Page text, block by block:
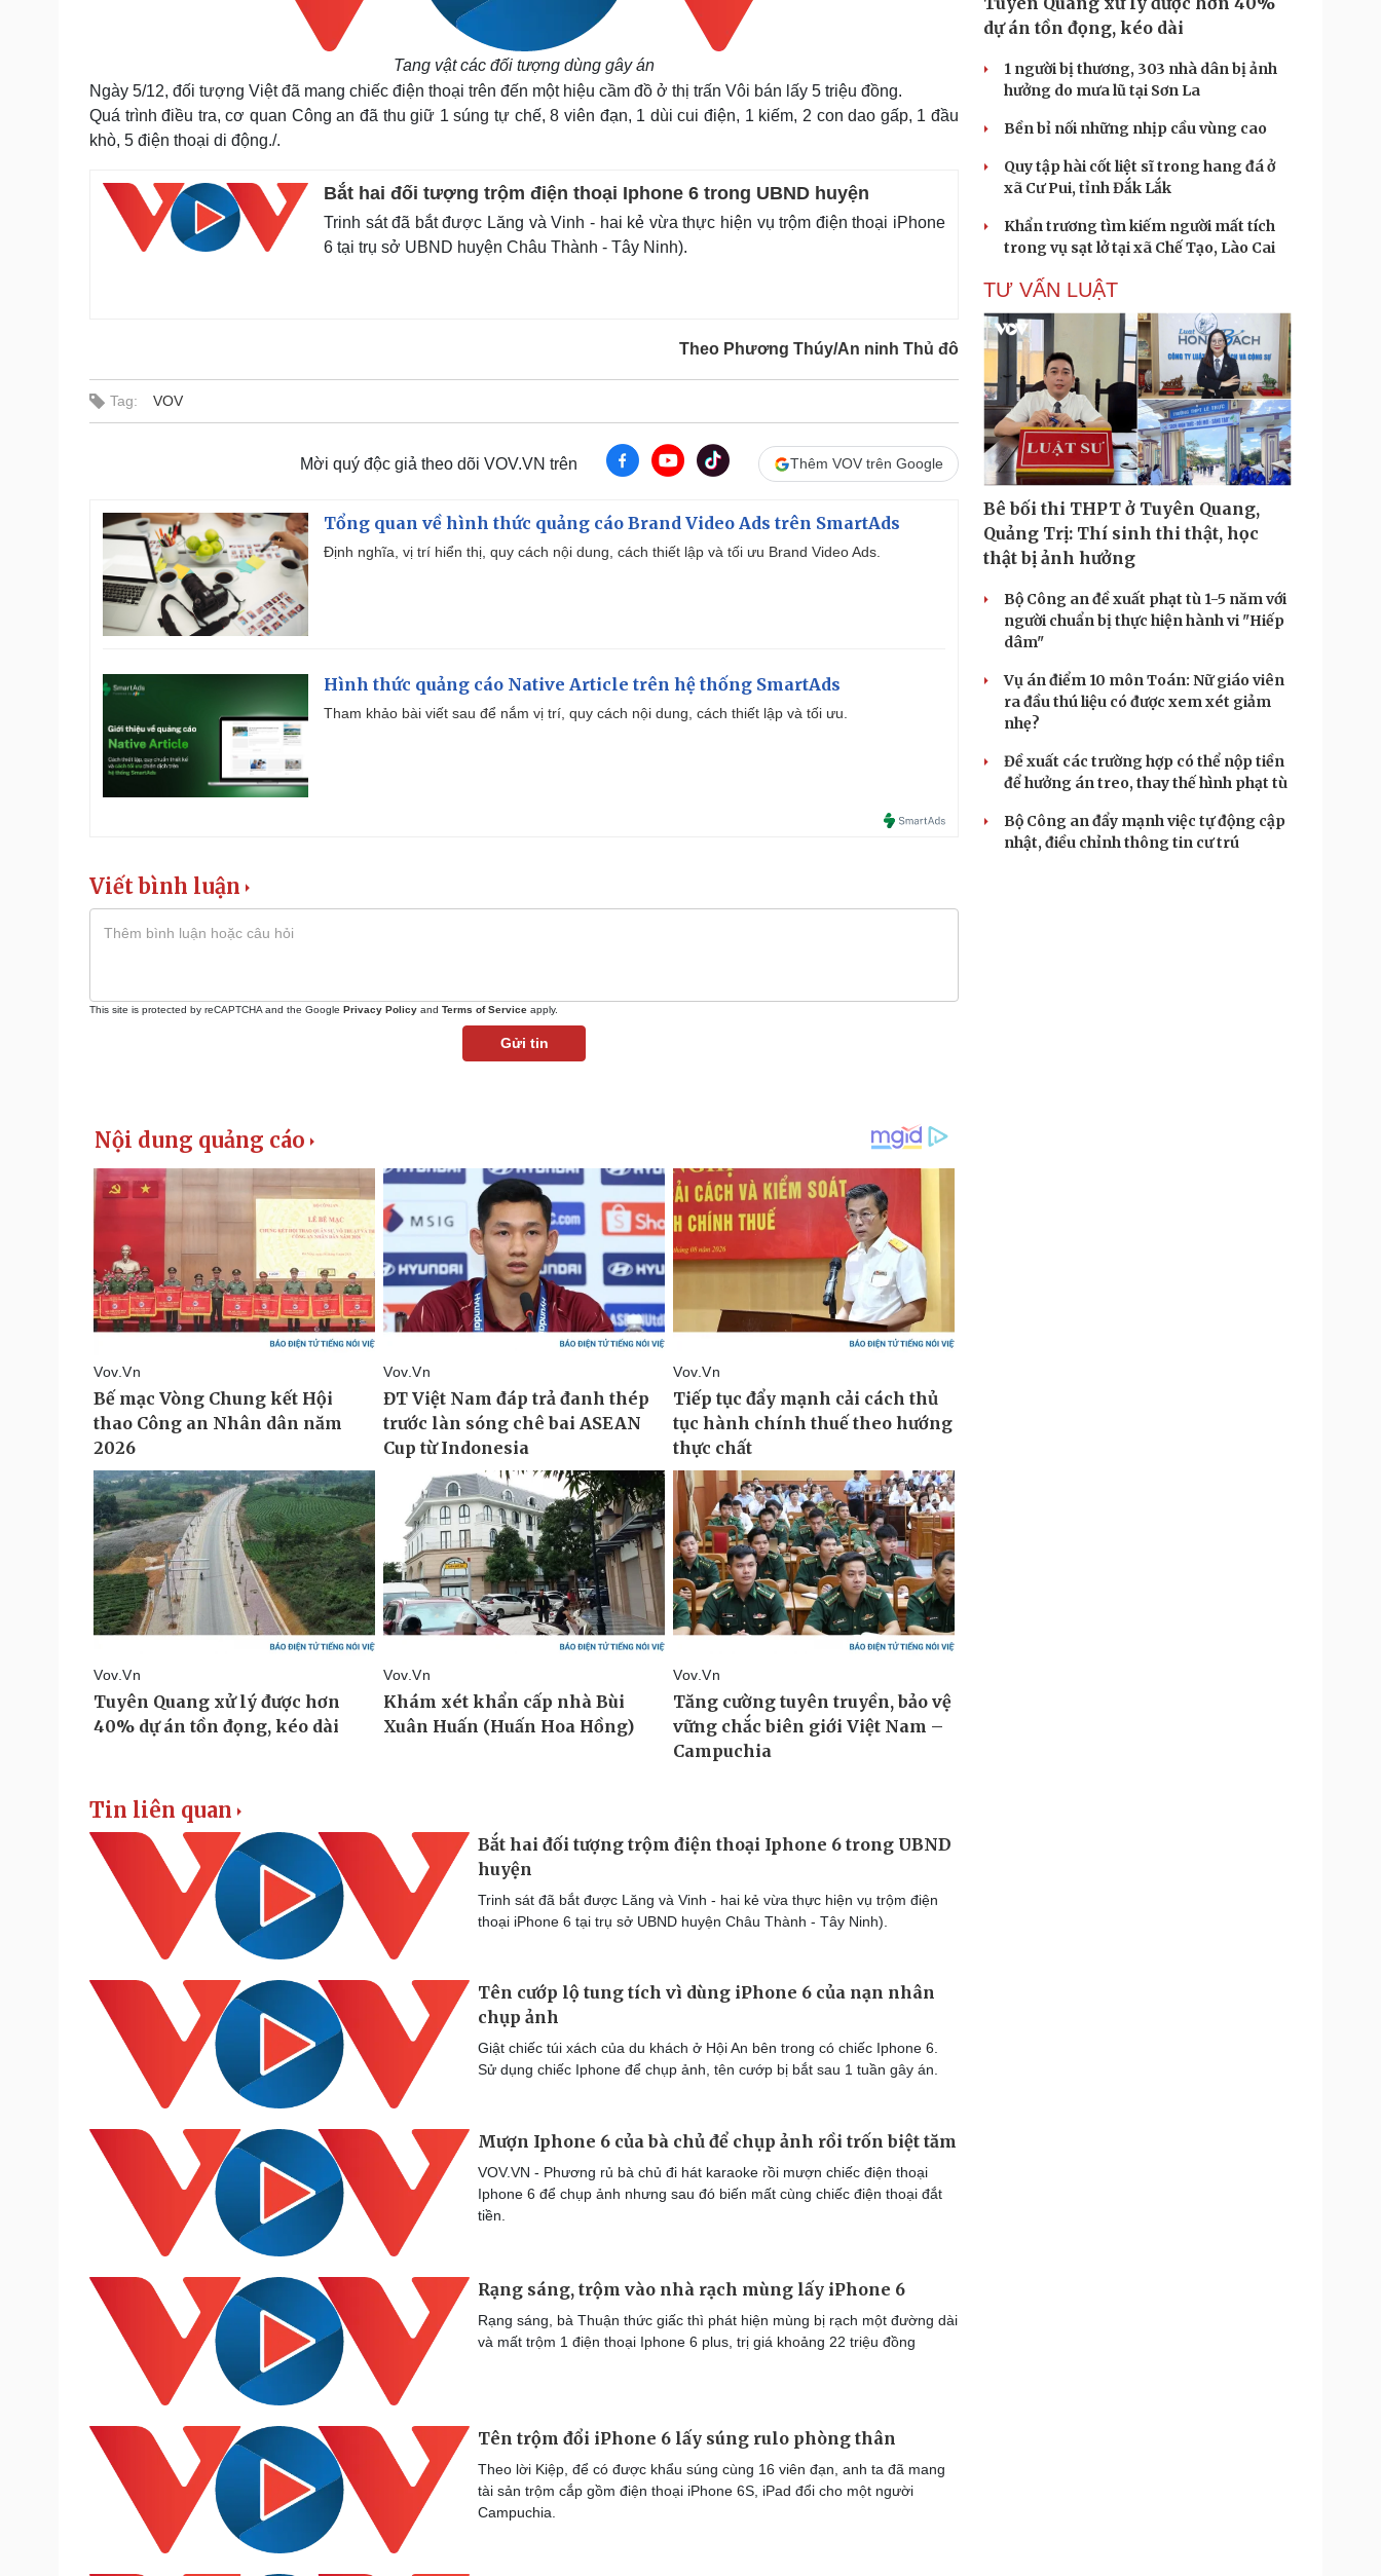
Tang vật các đối tượng dùng gây án
Ngày 5/12, đối tượng Việt đã mang chiếc điện thoại trên đến một hiệu cầm đồ ở thị trấn Vôi bán lấy 5 triệu đồng.
Quá trình điều tra, cơ quan Công an đã thu giữ 1 súng tự chế, 8 viên đạn, 1 dùi cui điện, 1 kiếm, 2 con dao gấp, 1 đầu
khò, 5 điện thoại di động./.
Bắt hai đối tượng trộm điện thoại Iphone 6 trong UBND huyện
Trinh sát đã bắt được Lăng và Vinh - hai kẻ vừa thực hiện vụ trộm điện thoại iPhone
6 tại trụ sở UBND huyện Châu Thành - Tây Ninh).
Theo Phương Thúy/An ninh Thủ đô
Tag: VOV
Mời quý độc giả theo dõi VOV.VN trên Thêm VOV trên Google
Tổng quan về hình thức quảng cáo Brand Video Ads trên SmartAds
Định nghĩa, vị trí hiển thị, quy cách nội dung, cách thiết lập và tối ưu Brand Video Ads.
Hình thức quảng cáo Native Article trên hệ thống SmartAds
Tham khảo bài viết sau để nắm vị trí, quy cách nội dung, cách thiết lập và tối ưu.
Viết bình luận
This site is protected by reCAPTCHA and the Google Privacy Policy and Terms of Service apply.
Gửi tin
Tin liên quan
Bắt hai đối tượng trộm điện thoại Iphone 6 trong UBND
huyện
Trinh sát đã bắt được Lăng và Vinh - hai kẻ vừa thực hiện vụ trộm điện
thoại iPhone 6 tại trụ sở UBND huyện Châu Thành - Tây Ninh).
Tên cướp lộ tung tích vì dùng iPhone 6 của nạn nhân
chụp ảnh
Giật chiếc túi xách của du khách ở Hội An bên trong có chiếc Iphone 6.
Sử dụng chiếc Iphone để chụp ảnh, tên cướp bị bắt sau 1 tuần gây án.
Mượn Iphone 6 của bà chủ để chụp ảnh rồi trốn biệt tăm
VOV.VN - Phương rủ bà chủ đi hát karaoke rồi mượn chiếc điện thoại
Iphone 6 để chụp ảnh nhưng sau đó biến mất cùng chiếc điện thoại đắt
tiền.
Rạng sáng, trộm vào nhà rạch mùng lấy iPhone 6
Rạng sáng, bà Thuận thức giấc thì phát hiện mùng bị rạch một đường dài
và mất trộm 1 điện thoại Iphone 6 plus, trị giá khoảng 22 triệu đồng
Tên trộm đổi iPhone 6 lấy súng rulo phòng thân
Theo lời Kiệp, để có được khẩu súng cùng 16 viên đạn, anh ta đã mang
tài sản trộm cắp gồm điện thoại iPhone 6S, iPad đổi cho một người
Campuchia.
dự án tồn đọng, kéo dài
1 người bị thương, 303 nhà dân bị ảnh
hưởng do mưa lũ tại Sơn La
Bền bỉ nối những nhịp cầu vùng cao
Quy tập hài cốt liệt sĩ trong hang đá ở
xã Cư Pui, tỉnh Đắk Lắk
Khẩn trương tìm kiếm người mất tích
trong vụ sạt lở tại xã Chế Tạo, Lào Cai
TƯ VẤN LUẬT
Bê bối thi THPT ở Tuyên Quang,
Quảng Trị: Thí sinh thi thật, học
thật bị ảnh hưởng
Bộ Công an đề xuất phạt tù 1-5 năm với
người chuẩn bị thực hiện hành vi "Hiếp
dâm"
Vụ án điểm 10 môn Toán: Nữ giáo viên
ra đầu thú liệu có được xem xét giảm
nhẹ?
Đề xuất các trường hợp có thể nộp tiền
để hưởng án treo, thay thế hình phạt tù
Bộ Công an đẩy mạnh việc tự động cập
nhật, điều chỉnh thông tin cư trú